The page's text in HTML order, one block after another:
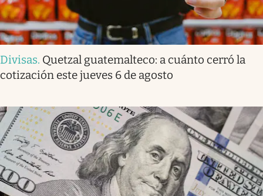
Divisas. Quetzal guatemalteco: a cuánto cerró la
cotización este jueves 6 de agosto